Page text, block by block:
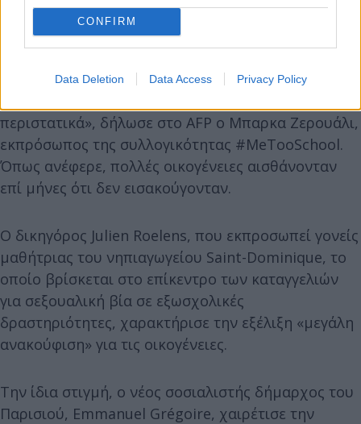
CONFIRM
Data Deletion Data Access Privacy Policy
«Οι έρευνες προχωρούν επιτέλους με τη
περιστατικά», δήλωσε στο AFP ο Μπαρκα Ζερουάλι,
εκπρόσωπος της συλλογικότητας #MeTooSchool.
Όπως ανέφερε, πολλές οικογένειες αισθάνονταν
επί μήνες ότι δεν εισακούγονταν.
Ο δικηγόρος Julien Roelens, που εκπροσωπεί γονείς
μαθήτριας του νηπιαγωγείου Saint-Dominique, το
οποίο βρίσκεται στο επίκεντρο των καταγγελιών
για σεξουαλική βία σε εξωσχολικές
δραστηριότητες, χαρακτήρισε την εξέλιξη «μεγάλη
ανακούφιση» για τις οικογένειες.
Την ίδια στιγμή, ο νέος σοσιαλιστής δήμαρχος του
Παρισιού, Emmanuel Grégoire, χαιρέτισε την